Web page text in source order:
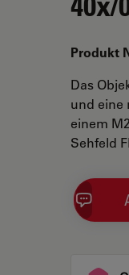
Produkt
Das
und eine
einem
Sehfeld